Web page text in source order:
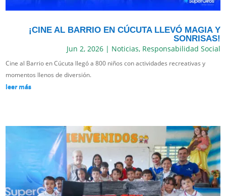
¡CINE AL BARRIO EN CÚCUTA LLEVÓ MAGIA Y
SONRISAS!
Jun 2, 2026| Noticias, Responsabilidad Social
Cine al Barrio en Cúcuta llegó a 800 niños con actividades recreativas y
momentos llenos de diversión.
leer más